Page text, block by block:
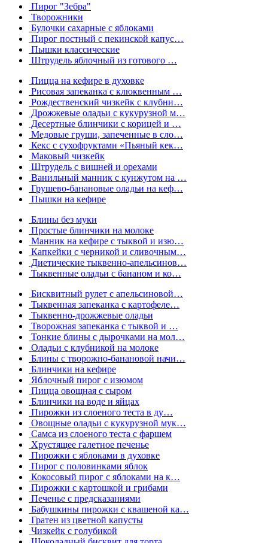
Пирог "Зебра"
Творожники
Булочки сахарные с яблоками
Пирог постный с пекинской капус…
Пышки классические
Штрудель яблочный из готового …
Пицца на кефире в духовке
Рисовая запеканка с клюквенным …
Рождественский чизкейк с клубни…
Дрожжевые оладьи с кукурузной м…
Десертные блинчики с корицей и …
Медовые груши, запеченные в сло…
Кекс с сухофруктами «Пьяный кек…
Маковый чизкейк
Штрудель с вишней и орехами
Ванильный манник с кунжутом на …
Грушево-банановые оладьи на кеф…
Пышки на кефире
Блины без муки
Простые блинчики на молоке
Манник на кефире с тыквой и изю…
Капкейки с черникой и сливочным…
Диетические тыквенно-апельсинов…
Тыквенные оладьи с бананом и ко…
Бисквитный рулет с апельсиновой…
Тыквенная запеканка с картофеле…
Тыквенно-дрожжевые оладьи
Творожная запеканка с тыквой и …
Тонкие блины с дырочками на мол…
Оладьи с клубникой на молоке
Блины с творожно-банановой начи…
Блинчики на кефире
Яблочный пирог с изюмом
Пицца овощная с сыром
Блинчики на воде и яйцах
Пирожки из слоеного теста в ду…
Овощные оладьи с кукурузной мук…
Cамса из слоеного теста с фаршем
Хрустящее галетное печенье
Пирожки с яблоками в духовке
Пирог с половинками яблок
Кокосовый пирог с яблоками на к…
Пирожки с картошкой и грибами
Печенье с предсказаниями
Бабушкины пирожки с квашеной ка…
Гратен из цветной капусты
Чизкейк с голубикой